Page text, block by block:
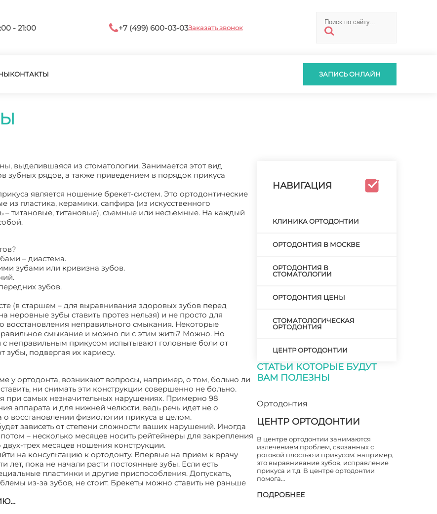
- 21:00 +7 (499) 600-03-03Заказать звонок
КОНТАКТЫ ЗАПИСЬ ОНЛАЙН
выделившаяся из стоматологии. Занимается этот вид
рядов, а также приведением в порядок прикуса
является ношение брекет-систем. Это ортодонтические
из пластика, керамики, сапфира (из искусственного
– титановые, титановые), съемные или несъемные. На каждый
– диастема.
зубами или кривизна зубов.
зубов.
(в старшем – для выравнивания здоровых зубов перед
неровные зубы ставить протез нельзя) и не просто для
восстановления неправильного смыкания. Некоторые
смыкание и можно ли с этим жить? Можно. Но
неправильным прикусом испытывают головные боли от
зубы, подвергая их кариесу.
ортодонта, возникают вопросы, например, о том, больно ли
ни снимать эти конструкции совершенно не больно.
при самых незначительных нарушениях. Примерно 98
аппарата и для нижней челюсти, ведь речь идет не о
восстановлении физиологии прикуса в целом.
зависеть от степени сложности ваших нарушений. Иногда
– несколько месяцев носить рейтейнеры для закрепления
двух-трех месяцев ношения конструкции.
на консультацию к ортодонту. Впервые на прием к врачу
лет, пока не начали расти постоянные зубы. Если есть
пластинки и другие приспособления. Допускать,
из-за зубов, не стоит. Брекеты можно ставить не раньше
НАВИГАЦИЯ
КЛИНИКА ОРТОДОНТИИ
ОРТОДОНТИЯ В МОСКВЕ
ОРТОДОНТИЯ В
СТОМАТОЛОГИИ
ОРТОДОНТИЯ ЦЕНЫ
СТОМАТОЛОГИЧЕСКАЯ
ОРТОДОНТИЯ
ЦЕНТР ОРТОДОНТИИ
СТАТЬИ КОТОРЫЕ БУДУТ
ВАМ ПОЛЕЗНЫ
Ортодонтия
ЦЕНТР ОРТОДОНТИИ
В центре ортодонтии занимаются
излечением проблем, связанных с
ротовой плостью и прикусом: например,
это выравнивание зубов, исправление
прикуса и т.д. В центре ортодонтии
помога…
ПОДРОБНЕЕ